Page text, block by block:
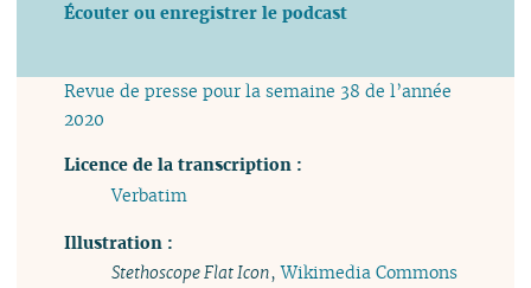
Écouter ou enregistrer le podcast
Revue de presse pour la semaine 38 de l’année
2020
Licence de la transcription :
Verbatim
Illustration :
Stethoscope Flat Icon,Wikimedia Commons